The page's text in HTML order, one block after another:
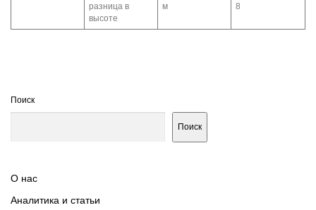
разница в
высоте
м 8
Поиск
Поиск
О нас
Аналитика и статьи